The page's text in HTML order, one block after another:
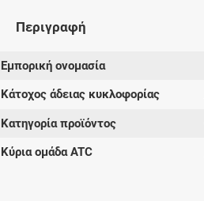
Περιγραφή
Εμπορική ονομασία
Κάτοχος άδειας κυκλοφορίας
Κατηγορία προϊόντος
Κύρια ομάδα ATC